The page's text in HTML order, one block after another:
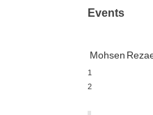
Events
Mohsen
1
2